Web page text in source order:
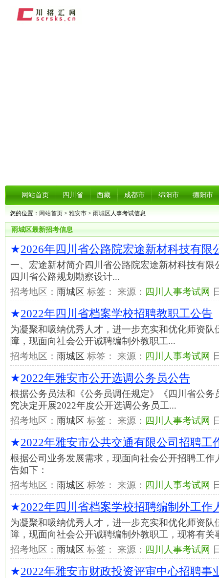
网站首页 四川省 西藏 成都市 绵阳市 德阳市
您的位置： 网站首页 > 雅安市 > 雨城区 人事考试信息
雨城区最新招考信息
★2026年四川省公路院宏途新材科技有限
一、宏途新材简介四川省公路院宏途新材科技有限
四川省公路规划勘察设计...
招考地区： 雨城区 标签： 来源： 四川人事考试网
★2022年四川省档案学校招聘教职工公告
为凝聚和吸纳优秀人才，进一步充实和优化师资队
障，现面向社会公开诚聘编制外教职工...
招考地区： 雨城区 标签： 来源： 四川人事考试网
★2022年雅安市公开选调公务员公告
根据公务员法和《公务员调任规定》《四川省公务
究决定开展2022年度公开选调公务员工...
招考地区： 雨城区 标签： 来源： 四川人事考试网
★2022年雅安市公共交通有限公司招聘工
根据公司业务发展需求，现面向社会公开招聘工作
告如下：
招考地区： 雨城区 标签： 来源： 四川人事考试网
★2022年四川省档案学校招聘编制外工作
为凝聚和吸纳优秀人才，进一步充实和优化师资队
障，现面向社会公开诚聘编制外教职工，现将有关
招考地区： 雨城区 标签： 来源： 四川人事考试网
★2022年雅安市财政投资评审中心招聘事